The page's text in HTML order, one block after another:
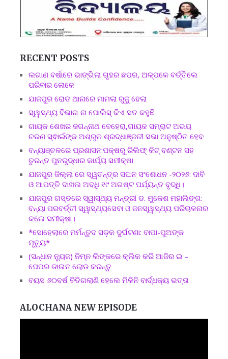
RECENT POSTS
ଲଗାଣ ବର୍ଷାରେ ଭାଙ୍ଗିଲା ଗୃହର ଛପର, ଅଳ୍ପକେ ବର୍ତ୍ତିଲେ
ପରିବାର ଲୋକେ
ଯାଜପୁର ରୋଡ ଥାନାରେ ମାମଲା ରୁଜୁ ହେଲା
ସ୍ୱାସ୍ଥ୍ୟ ବିଭାଗ ନା ପୋଲିସ୍ କିଏ ସତ କହୁଛି
ଗାୟକ ଶେଖର ଜଗନ୍ନାଥ ବେହେରା,ଗାୟକ ସମ୍ରାଟ ଅଭୟ
ଚରଣ ସ୍ଵାଇଁଙ୍କ ଅଶ୍ରୁଳ ଶ୍ରଦ୍ଧାଞ୍ଜଳୀ ସଭା ଅନୁଷ୍ଠିତ ହେବ
ବନ୍ୟାଞ୍ଚଳରେ ପ୍ରଶାସନ:ପକ୍ଷରୁ ରିଲିଫ୍ କିଟ୍ ବଣ୍ଟନ ସହ
ତୁରନ୍ତ ପୁନରୁଦ୍ଧାର କାର୍ଯ୍ୟ ସମୀକ୍ଷା
ଯାଜପୁର ଜିଲ୍ଲା ରେ ସ୍ୱତନ୍ତ୍ର ସଘନ ସଂଶୋଧନ -୨୦୨୬: ଦାବି
ଓ ଆପତ୍ତି ଦାଖଲ ଅବଧି ୧୯ ଅଗଷ୍ଟ ପର୍ଯ୍ୟନ୍ତ ବୃଦ୍ଧି।
ଯାଜପୁର ଗସ୍ତରେ ସ୍ୱାସ୍ଥ୍ୟ ମନ୍ତ୍ରୀ ଡ. ମୁକେଶ ମହାଲିଙ୍ଗ:
ବନ୍ୟା ପରବର୍ତ୍ତୀ ସ୍ୱାସ୍ଥ୍ୟସେବା ଓ ଜନସ୍ୱାସ୍ଥ୍ୟ ପରିଚାଳନାର
କଲେ ସମୀକ୍ଷା।
*ସୋହେଲାରେ ମର୍ମନ୍ତୁଦ ସଡ଼କ ଦୁର୍ଘଟଣା: ବାପା-ପୁଅଙ୍କ
ମୃତ୍ୟୁ*
(ସନ୍ଧାନ ନ୍ୟୁଜ) ନିମ୍ନ ଲିଙ୍କରେ କ୍ଲିକ କରି ଆଜିର ଇ –
ପେପର ଡାଉନ ଲୋଡ କରନ୍ତୁ
ବୟସ ୬୦ବର୍ଷ ବିତିଗଲାଣି ହେଲେ ମିଳିନି ବାର୍ଦ୍ଧକ୍ୟ ଭତ୍ତା
ALOCHANA NEW EPISODE